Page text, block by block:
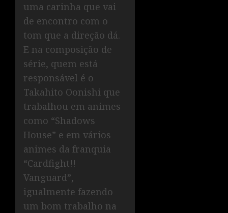
uma carinha que vai
de encontro com o
tom que a direção dá.
E na composição de
série, quem está
responsável é o
Takahito Oonishi que
trabalhou em animes
como “Shadows
House” e em vários
animes da franquia
“Cardfight!!
Vanguard”,
igualmente fazendo
um bom trabalho na